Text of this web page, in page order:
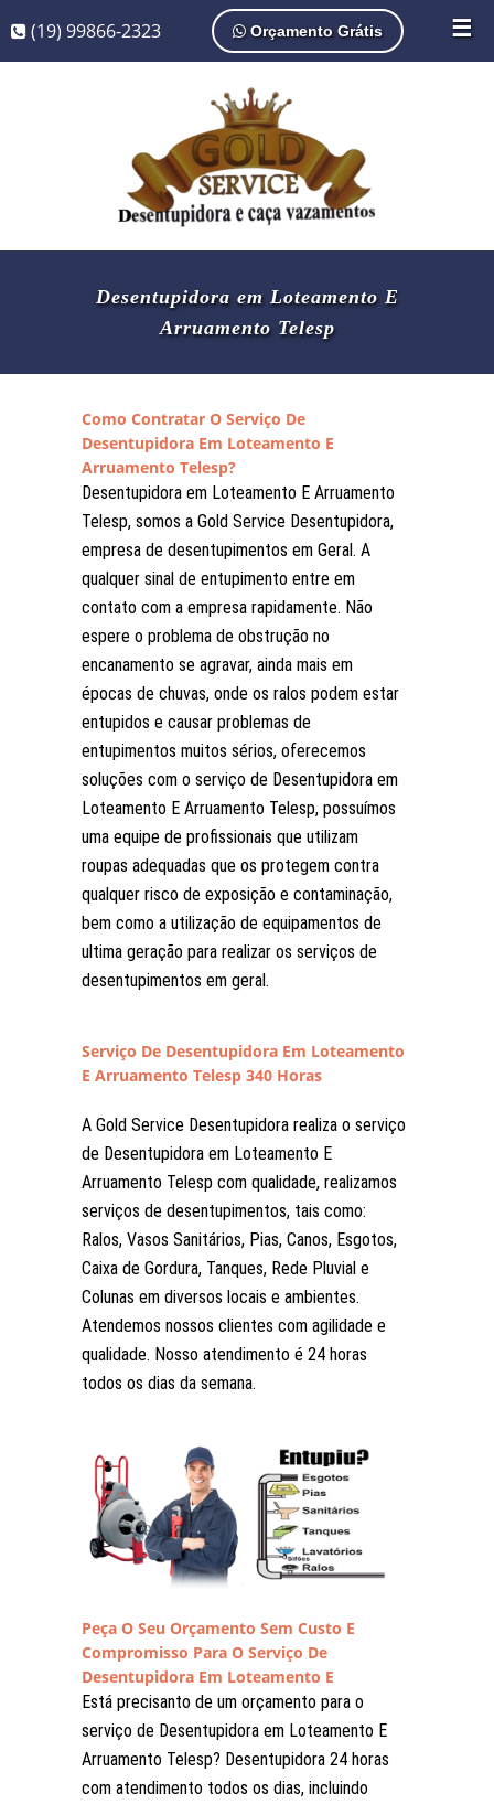
☰
(19) 99866-2323 Orçamento Grátis
Desentupidora em Loteamento E
Arruamento Telesp
Como Contratar O Serviço De
Desentupidora Em Loteamento E
Arruamento Telesp?
Desentupidora em Loteamento E Arruamento
Telesp, somos a Gold Service Desentupidora,
empresa de desentupimentos em Geral. A
qualquer sinal de entupimento entre em
contato com a empresa rapidamente. Não
espere o problema de obstrução no
encanamento se agravar, ainda mais em
épocas de chuvas, onde os ralos podem estar
entupidos e causar problemas de
entupimentos muitos sérios, oferecemos
soluções com o serviço de Desentupidora em
Loteamento E Arruamento Telesp, possuímos
uma equipe de profissionais que utilizam
roupas adequadas que os protegem contra
qualquer risco de exposição e contaminação,
bem como a utilização de equipamentos de
ultima geração para realizar os serviços de
desentupimentos em geral.
Serviço De Desentupidora Em Loteamento
E Arruamento Telesp 340 Horas
A Gold Service Desentupidora realiza o serviço
de Desentupidora em Loteamento E
Arruamento Telesp com qualidade, realizamos
serviços de desentupimentos, tais como:
Ralos, Vasos Sanitários, Pias, Canos, Esgotos,
Caixa de Gordura, Tanques, Rede Pluvial e
Colunas em diversos locais e ambientes.
Atendemos nossos clientes com agilidade e
qualidade. Nosso atendimento é 24 horas
todos os dias da semana.
Peça O Seu Orçamento Sem Custo E
Compromisso Para O Serviço De
Desentupidora Em Loteamento E
Arruamento Telesp
Está precisanto de um orçamento para o
serviço de Desentupidora em Loteamento E
Arruamento Telesp? Desentupidora 24 horas
com atendimento todos os dias, incluindo